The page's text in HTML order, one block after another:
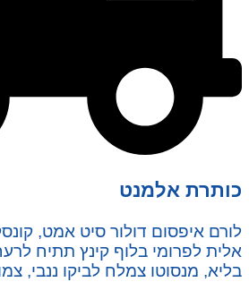
כותרת אלמנט
לורם איפסום דולור סיט אמט,
אלית לפרומי בלוף קינץ תתיח
בליא, מנסוטו צמלח לביקו ננבי,